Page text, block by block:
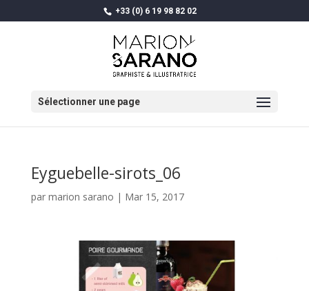
+33 (0) 6 19 98 82 02
Sélectionner une page
Eyguebelle-sirots_06
par marion sarano | Mar 15, 2017